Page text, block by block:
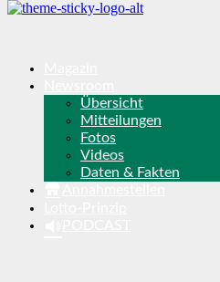
Übersicht
Mitteilungen
Fotos
Videos
Daten & Fakten